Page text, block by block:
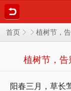
首页 植树节，
植树节，告
阳春三月，草长